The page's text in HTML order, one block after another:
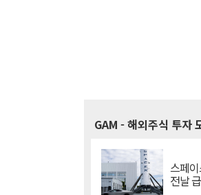
GAM - 해외주식 투자
스페
전날